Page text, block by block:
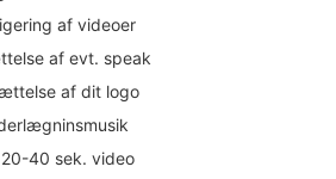
af videoer
af evt. speak
af dit logo
20-40 sek. video